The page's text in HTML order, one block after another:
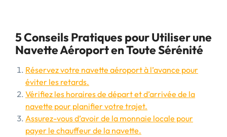
5 Conseils Pratiques pour Utiliser une
Navette Aéroport en Toute Sérénité
Réservez votre navette aéroport à l’avance pour
éviter les retards.
Vérifiez les horaires de départ et d’arrivée de la
navette pour planifier votre trajet.
Assurez-vous d’avoir de la monnaie locale pour
payer le chauffeur de la navette.